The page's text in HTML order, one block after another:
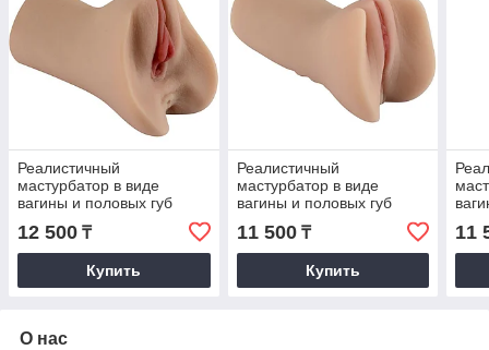
Реалистичный
мастурбатор в виде
вагины и половых губ
12 500 ₸
Купить
Реалистичный
мастурбатор в виде
вагины и половых губ
11 500₸
Купить
11
О нас